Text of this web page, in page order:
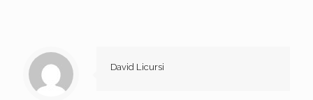
David Licursi